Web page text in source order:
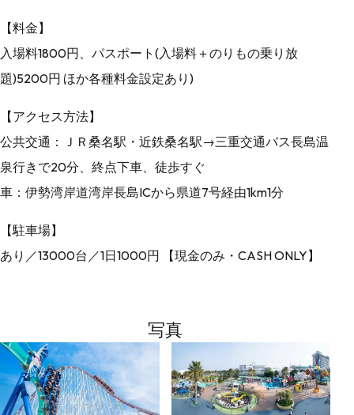
【料金】
入場料1800円、パスポート(入場料＋のりもの乗り放
題)5200円 ほか各種料金設定あり)
【アクセス方法】
公共交通：ＪＲ桑名駅・近鉄桑名駅→三重交通バス長島温
泉行きで20分、終点下車、徒歩すぐ
車：伊勢湾岸道湾岸長島ICから県道7号経由1km1分
【駐車場】
あり／13000台／1日1000円 【現金のみ・CASH ONLY】
写真